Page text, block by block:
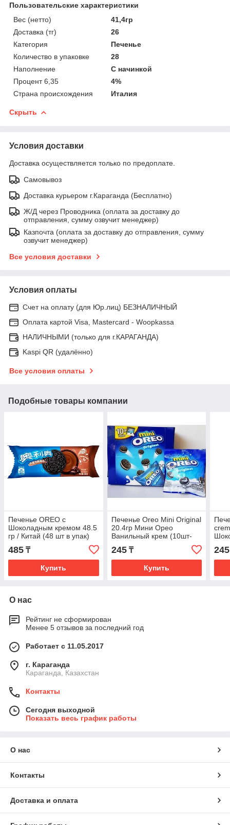
Пользовательские характеристики
Вес (нетто)
41,4гр
Доставка (тг)
26
Категория
Печенье
Количество в упаковке
28
Наполнение
С начинкой
Процент 6,35
4%
Страна происхождения
Италия
Скрыть
Условия доставки
Доставка осуществляется только по предоплате.
Самовывоз
Доставка курьером г.Караганда (Бесплатно)
Ж/Д через Проводника (оплата за доставку до
отправления, сумму озвучит менеджер)
Казпочта (оплата за доставку до отправления, сумму
озвучит менеджер)
Все условия доставки
Условия оплаты
Счет на оплату (для Юр.лиц) БЕЗНАЛИЧНЫЙ
Оплата картой Visa, Mastercard - Woopkassa
НАЛИЧНЫМИ (только для г.КАРАГАНДА)
Kaspi QR (удалённо)
Все условия оплаты
Подобные товары компании
Печенье OREO с
Шоколадным кремом 48.5
гр / Китай (48 шт в упак)
485 ₸
Купить
Печенье Oreo Mini Original
20.4гр Мини Орео
Ванильный крем (10шт-
245₸
Купить
245
О нас
Рейтинг не сформирован
Менее 5 отзывов за последний год
Работает с 11.05.2017
г. Караганда
Караганда, Казахстан
Контакты
Сегодня выходной
Показать весь график работы
О нас
Контакты
Доставка и оплата